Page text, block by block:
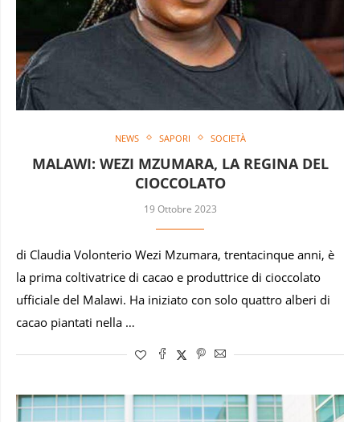
NEWS SAPORI SOCIETÀ
MALAWI: WEZI MZUMARA, LA REGINA DEL
CIOCCOLATO
19 Ottobre 2023
di Claudia Volonterio Wezi Mzumara, trentacinque anni, è
la prima coltivatrice di cacao e produttrice di cioccolato
ufficiale del Malawi. Ha iniziato con solo quattro alberi di
cacao piantati nella …